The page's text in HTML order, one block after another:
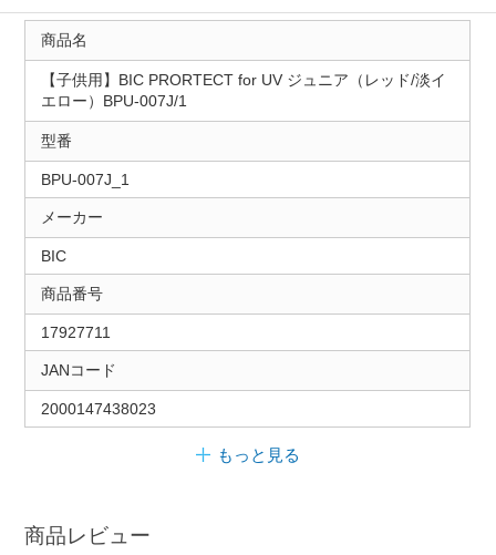
商品名
【子供用】BIC PRORTECT for UV ジュニア（レッド/淡イ
エロー）BPU-007J/1
型番
BPU-007J_1
メーカー
BIC
商品番号
17927711
JANコード
2000147438023
もっと見る
商品レビュー